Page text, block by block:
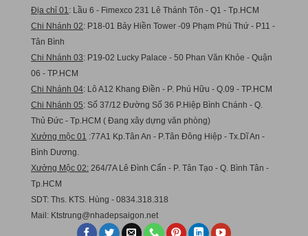
Địa chỉ 01 : Lầu 6 - Fimexco 231 Lê Thánh Tôn - Q1 - Tp.HCM
Chi Nhánh 02: P18-01 Bảy Hiền Tower -09 Phạm Phú Thứ - P11 -
Tân Bình
Chi Nhánh 03: P19-02 Lucky Palace - 50 Phan Văn Khỏe - Quận
06 - TP.HCM
Chi Nhánh 04: Lô A12 Khang Điền - P. Phú Hữu - Q.09 - TP.HCM
Chi Nhánh 05: Số 37/12 Đường Số 36 P.Hiệp Bình Chánh - Q.
Thủ Đức - Tp.HCM ( Đang xây dựng văn phòng)
Xưởng mộc 01
:77A1 Kp.Tân An - P.Tân Đông Hiệp - Tx.Dĩ An -
Bình Dương.
Xưởng Mộc 02: 264/7A Lê Đình Cẩn - P. Tân Tạo - Q. Bình Tân -
Tp.HCM
SDT: Ths. KTS. Hùng - 0834.318.318
Mail: Ktstrung@nhadepsaigon.net